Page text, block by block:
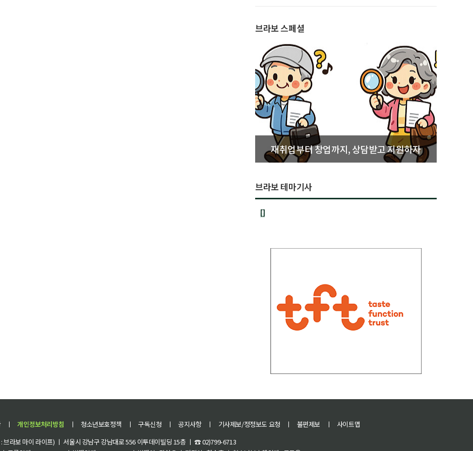
브라보 스페셜
재취업부터 창업까지, 상담받고 지원하자
브라보 테마기사
[]
ㅣ 개인정보처리방침 ㅣ 청소년보호정책 ㅣ 구독신청 ㅣ 공지사항 ㅣ 기사제보/정정보도 요청 ㅣ 불편제보 ㅣ
사이트맵
브라보 마이 라이프) ㅣ 서울시 강남구 강남대로 556 이투데이빌딩 15층 ㅣ ☎ 02)799-6713